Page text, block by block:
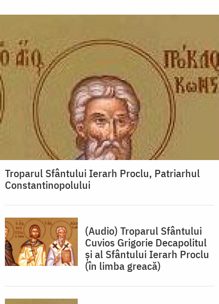
Troparul Sfântului Ierarh Proclu, Patriarhul
Constantinopolului
(Audio) Troparul Sfântului
Cuvios Grigorie Decapolitul
și al Sfântului Ierarh Proclu
(în limba greacă)